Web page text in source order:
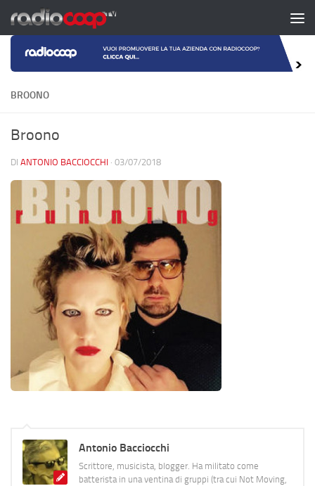
Salta al contenuto
BROONO
Broono
DI ANTONIO BACCIOCCHI · 03/07/2018
Antonio Bacciocchi
Scrittore, musicista, blogger. Ha militato come
batterista in una ventina di gruppi (tra cui Not Moving,